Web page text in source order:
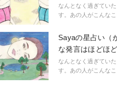
に。マインドフルに
「今、ここ」を生き
イテンションで
なんとなく過ぎてい
す。あの人がこんな
い。こんなにも気持
うように。星という
や予兆にも気づき始
に。マインドフルに
「今、ここ」を生き
Sayaの星占い（
な発言はほどほ
仲間うちで楽し
なんとなく過ぎてい
す。あの人がこんな